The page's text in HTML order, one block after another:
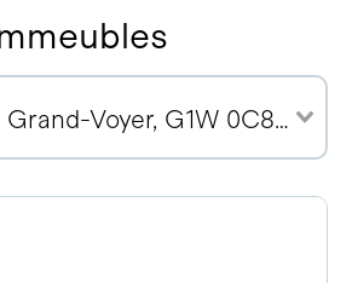
2905 Rue du Grand-Voyer, G1W 0C8 (3)